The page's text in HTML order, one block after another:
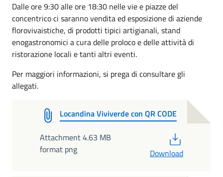
Dalle ore 9:30 alle ore 18:30 nelle vie e piazze del
concentrico ci saranno vendita ed esposizione di aziende
florovivaistiche, di prodotti tipici artigianali, stand
enogastronomici a cura delle proloco e delle attività di
ristorazione locali e tanti altri eventi.
Per maggiori informazioni, si prega di consultare gli
allegati.
Locandina Viviverde con QR CODE
Attachment 4.63 MB
format png
Download